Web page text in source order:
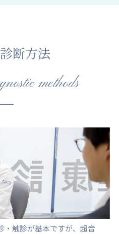
断方法
methods
・触診が基本ですが、超音